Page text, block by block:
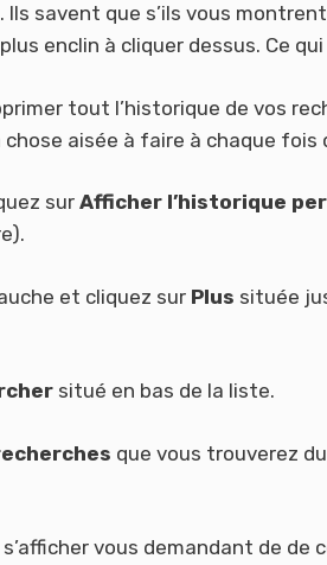
savent que s’ils vous
enclin à cliquer dessus. Ce
tout l’historique de vos
chose aisée à faire à chaque
surAfficher l’historique
et cliquez sur Plus située
situé en bas de la liste.
que vous trouverez
vous demandant de